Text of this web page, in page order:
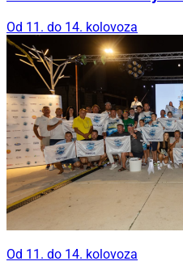
Od 11. do 14. kolovoza
Od 11. do 14. kolovoza